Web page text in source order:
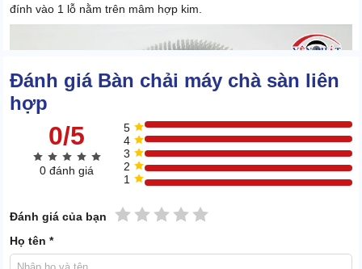
đính vào 1 lỗ nằm trên mâm hợp kim.
Đánh giá Bàn chải máy chà sàn liên
hợp
0/5
0 đánh giá
5
4
3
2
1
Đánh giá của bạn 5 sao
4 sao
3 sao
2 sao
1 sao
Họ tên *